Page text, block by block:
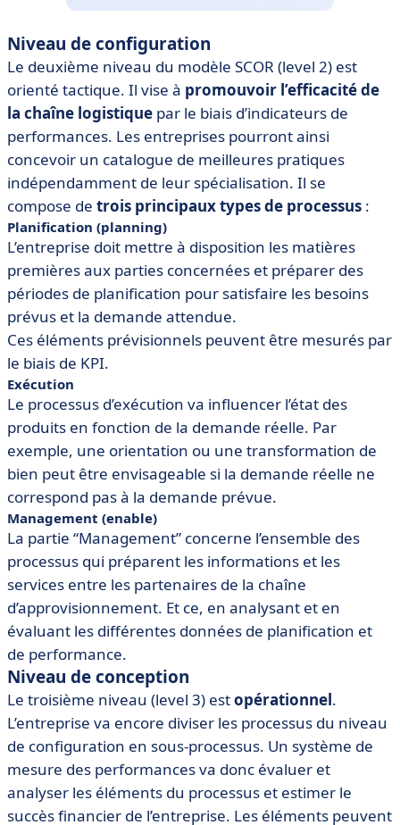
Niveau de configuration
Le deuxième niveau du modèle SCOR (level 2) est
orienté tactique. Il vise à promouvoir l’efficacité de
la chaîne logistique par le biais d’indicateurs de
performances. Les entreprises pourront ainsi
concevoir un catalogue de meilleures pratiques
indépendamment de leur spécialisation. Il se
compose de trois principaux types de processus :
Planification (planning)
L’entreprise doit mettre à disposition les matières
premières aux parties concernées et préparer des
périodes de planification pour satisfaire les besoins
prévus et la demande attendue.
Ces éléments prévisionnels peuvent être mesurés par
le biais de KPI.
Exécution
Le processus d’exécution va influencer l’état des
produits en fonction de la demande réelle. Par
exemple, une orientation ou une transformation de
bien peut être envisageable si la demande réelle ne
correspond pas à la demande prévue.
Management (enable)
La partie “Management” concerne l’ensemble des
processus qui préparent les informations et les
services entre les partenaires de la chaîne
d’approvisionnement. Et ce, en analysant et en
évaluant les différentes données de planification et
de performance.
Niveau de conception
Le troisième niveau (level 3) estopérationnel.
L’entreprise va encore diviser les processus du niveau
de configuration en sous-processus. Un système de
mesure des performances va donc évaluer et
analyser les éléments du processus et estimer le
succès financier de l’entreprise. Les éléments peuvent